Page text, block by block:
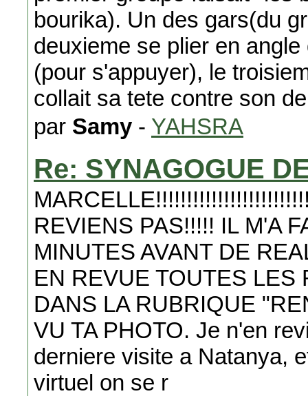
bourika). Un des gars(du
deuxieme se plier en
(pour s'appuyer), le
collait sa tete contre son
par Samy - YAHSRA
Re: SYNAGOGUE
REVIENS PAS!!!!! IL M'A
MINUTES AVANT DE
EN REVUE TOUTES LES
DANS LA RUBRIQUE
VU TA PHOTO. Je n'en
derniere visite a Natanya,
virtuel on se r